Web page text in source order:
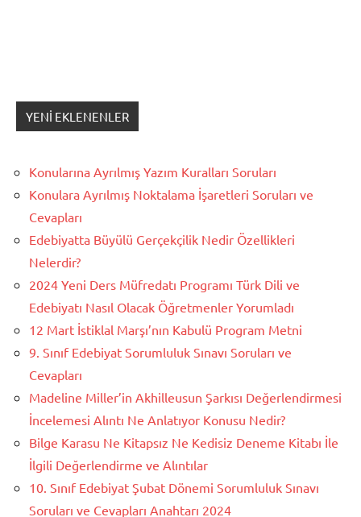
YENI EKLENENLER
Konularına Ayrılmış Yazım Kuralları Soruları
Konulara Ayrılmış Noktalama İşaretleri Soruları ve
Cevapları
Edebiyatta Büyülü Gerçekçilik Nedir Özellikleri
Nelerdir?
2024 Yeni Ders Müfredatı Programı Türk Dili ve
Edebiyatı Nasıl Olacak Öğretmenler Yorumladı
12 Mart İstiklal Marşı’nın Kabulü Program Metni
9. Sınıf Edebiyat Sorumluluk Sınavı Soruları ve
Cevapları
Madeline Miller’in Akhilleusun Şarkısı Değerlendirmesi
İncelemesi Alıntı Ne Anlatıyor Konusu Nedir?
Bilge Karasu Ne Kitapsız Ne Kedisiz Deneme Kitabı İle
İlgili Değerlendirme ve Alıntılar
10. Sınıf Edebiyat Şubat Dönemi Sorumluluk Sınavı
Soruları ve Cevapları Anahtarı 2024